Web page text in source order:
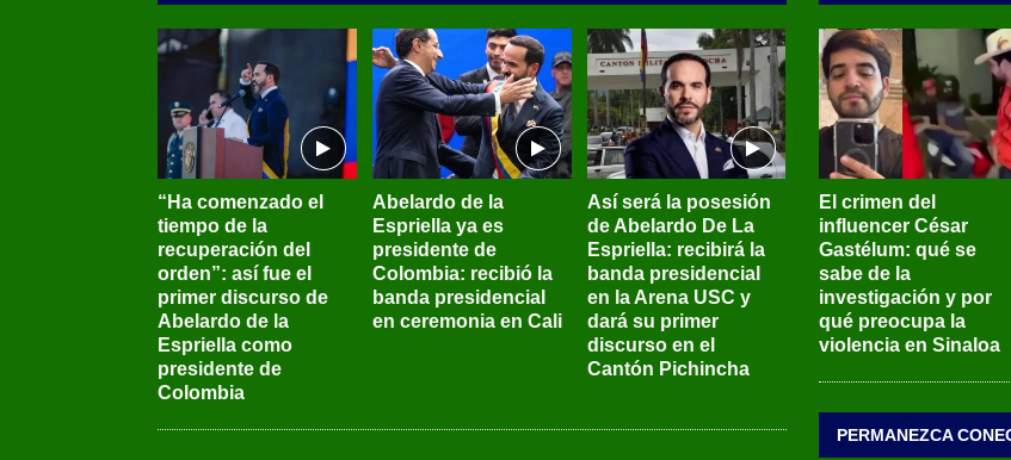
“Ha comenzado el
tiempo de la
recuperación del
orden”: así fue el
primer discurso de
Abelardo de la
Espriella como
presidente de
Colombia
Abelardo de la
Espriella ya es
presidente de
Colombia: recibió la
banda presidencial
en ceremonia en Cali
Así será la posesión
de Abelardo De La
Espriella: recibirá la
banda presidencial
en la Arena USC y
dará su primer
discurso en el
Cantón Pichincha
El crimen del
influencer César
Gastélum: qué se
sabe de la
investigación y por
qué preocupa la
violencia en Sinaloa
PERMANEZCA